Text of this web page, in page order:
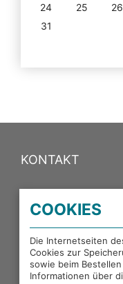
24
25 26
31
KONTAKT
PORTALE DES
EXTERNE LINKS
COOKIES
Die Internetseiten
Cookies zur
sowie beim
Informationen über